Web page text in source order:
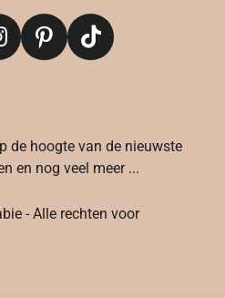
P
r
e
t
T
k
de hoogte van de nieuwste
en nog veel meer ...
- Alle rechten voor